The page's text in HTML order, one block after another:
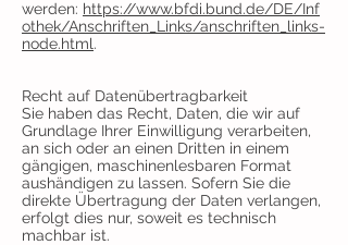
werden: https://www.bfdi.bund.de/DE/Inf
othek/Anschriften_Links/anschriften_links-
node.html.
Recht auf Datenübertragbarkeit
Sie haben das Recht, Daten, die wir auf
Grundlage Ihrer Einwilligung verarbeiten,
an sich oder an einen Dritten in einem
gängigen, maschinenlesbaren Format
aushändigen zu lassen. Sofern Sie die
direkte Übertragung der Daten verlangen,
erfolgt dies nur, soweit es technisch
machbar ist.